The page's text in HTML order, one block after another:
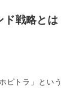
ド戦略とは
ピトラ」という